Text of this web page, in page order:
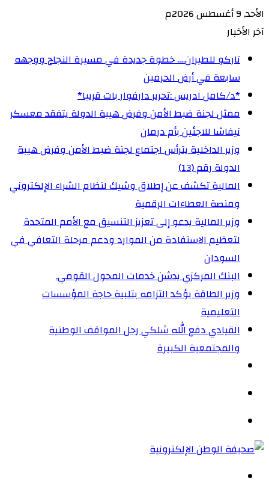
الأحد, 9 أغسطس 2026م
آخر الأخبار
تاركو للطيران…. خطوة جديدة في مسيرة النجاح ووجهه
سابعة في أرض الحرمين
‏*د/كامل ادريس :تحرير دارفوار بات قريبا*
ممثل لجنة ضبط الأمن وفرض هيبة الدولة يتفقد معسكر
نيفاشا للاجئين بأم درمان
وزير الداخلية يترأس اجتماع لجنة ضبط الأمن وفرض هيبة
الدولة رقم (13)
المالية تكشف عن إطلاق وشيك لنظام الشراء الإلكتروني
ومنصة العطاءات الرقمية
وزير المالية يدعو إلى تعزيز التنسيق مع الأمم المتحدة
لتعظيم الاستفادة من الموارد ودعم مرحلة التعافي في
السودان
البنك المركزي يدشن خدمات المحول القومي.
وزير الطاقة يؤكد التزامه بتلبية حاجة المؤسسات
التعليمية
القيادي دفع الله شلكي رجل المواقف الوطنية
والمجتمعية الكبيرة